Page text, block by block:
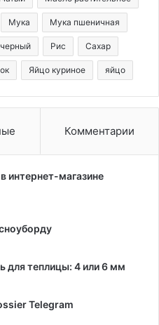
Мука Мука пшеничная
Рис Сахар
Яйцо куриное яйцо
Комментарии
интернет-магазине
для теплицы: 4 или 6 мм
Telegram